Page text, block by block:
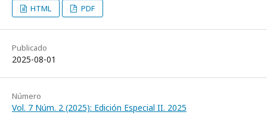
HTML PDF
Publicado
2025-08-01
Número
Vol. 7 Núm. 2 (2025): Edición Especial II. 2025